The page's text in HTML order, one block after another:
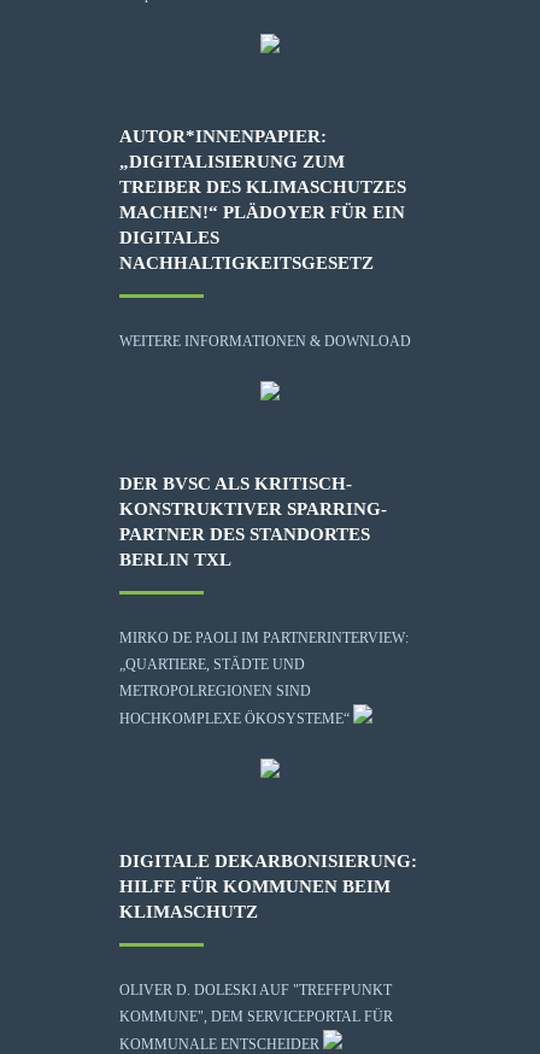
AUTOR*INNENPAPIER:
„DIGITALISIERUNG ZUM
TREIBER DES KLIMASCHUTZES
MACHEN!“ PLÄDOYER FÜR EIN
DIGITALES
NACHHALTIGKEITSGESETZ
WEITERE INFORMATIONEN & DOWNLOAD
DER BVSC ALS KRITISCH-
KONSTRUKTIVER SPARRING-
PARTNER DES STANDORTES
BERLIN TXL
MIRKO DE PAOLI IM PARTNERINTERVIEW:
„QUARTIERE, STÄDTE UND
METROPOLREGIONEN SIND
HOCHKOMPLEXE ÖKOSYSTEME“
DIGITALE DEKARBONISIERUNG:
HILFE FÜR KOMMUNEN BEIM
KLIMASCHUTZ
OLIVER D. DOLESKI AUF "TREFFPUNKT
KOMMUNE", DEM SERVICEPORTAL FÜR
KOMMUNALE ENTSCHEIDER